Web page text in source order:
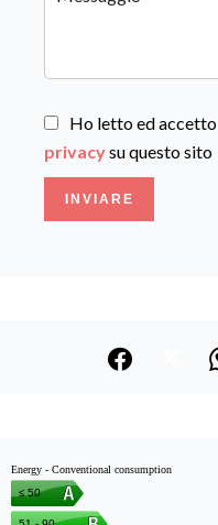
Ho letto ed accetto
privacysu questo sito
INVIARE